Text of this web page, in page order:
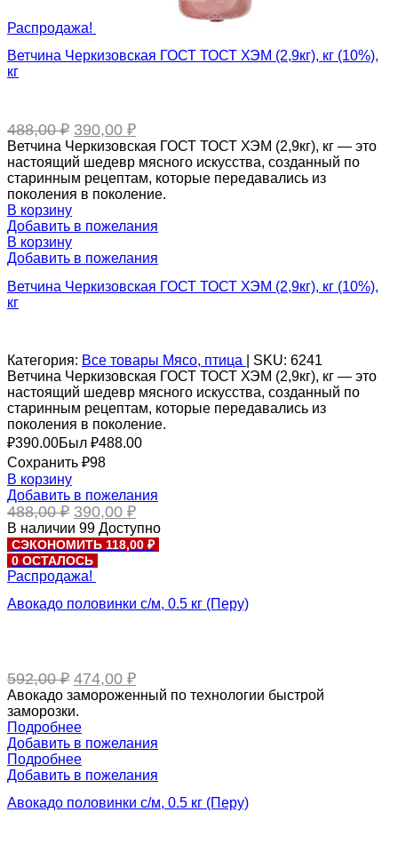
Распродажа!
Ветчина Черкизовская ГОСТ ТОСТ ХЭМ (2,9кг), кг (10%),
кг
488,00₽ Первоначальная
цена
составляла
488,00 ₽.
390,00 ₽Текущая
цена:
390,00 ₽.
Ветчина Черкизовская ГОСТ ТОСТ ХЭМ (2,9кг), кг — это
настоящий шедевр мясного искусства, созданный по
старинным рецептам, которые передавались из
поколения в поколение.
В корзину
Добавить в пожелания
В корзину
Добавить в пожелания
Ветчина Черкизовская ГОСТ ТОСТ ХЭМ (2,9кг), кг (10%),
кг
Категория: Все товары Мясо, птица SKU: 6241
Ветчина Черкизовская ГОСТ ТОСТ ХЭМ (2,9кг), кг — это
настоящий шедевр мясного искусства, созданный по
старинным рецептам, которые передавались из
поколения в поколение.
₽390.00Был ₽488.00
Сохранить ₽98
В корзину
Добавить в пожелания
488,00₽ Первоначальная
цена
составляла
488,00 ₽.
390,00 ₽Текущая
цена:
390,00 ₽.
В наличии 99 Доступно
СЭКОНОМИТЬ 118,00 ₽
0 ОСТАЛОСЬ
Распродажа!
Авокадо половинки с/м, 0.5 кг (Перу)
592,00₽ Первоначальная
цена
составляла
592,00 ₽.
474,00 ₽Текущая
цена:
Авокадо замороженный по технологии быстрой
заморозки.
Подробнее
Добавить в пожелания
Подробнее
Добавить в пожелания
Авокадо половинки с/м, 0.5 кг (Перу)